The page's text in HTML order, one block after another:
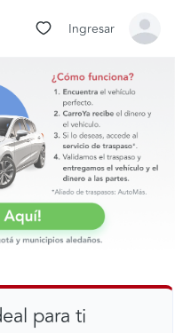
Ingresar
para ti